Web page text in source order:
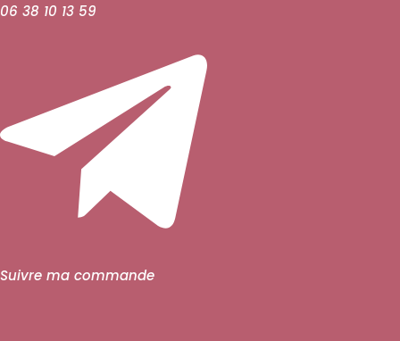
06 38 10 13 59
Suivre ma commande